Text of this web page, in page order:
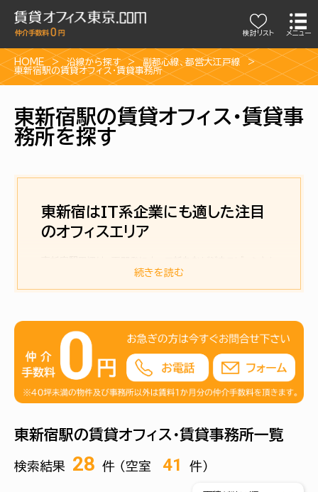
検討リスト メニュー
HOME 沿線から探す 副都心線、都営大江戸線
東新宿駅の賃貸オフィス・賃貸事務所
東新宿駅の賃貸オフィス・賃貸事
務所を探す
東新宿はIT系企業にも適した注目
のオフィスエリア
て注目を集めるエリアです。〈東京メトロ副都心線〉と〈都営
エリア内には中小規模の賃貸オフィスはもちろん、大型ビル
も点在しており、企業規模や用途に応じた多様な選択肢が
あります。特に、大規模再開発により誕生した「新宿イースト
サイドスクエア」は、東新宿のランドマークとして知られ、ハイ
執務環境も確保しやすいため、IT系やバックオフィス部門、
スタートアップの本社機能にも適しています。
続きを読む
東新宿駅の賃貸オフィス・賃貸事務所一覧
検索結果 28 件 （空室 41 件）